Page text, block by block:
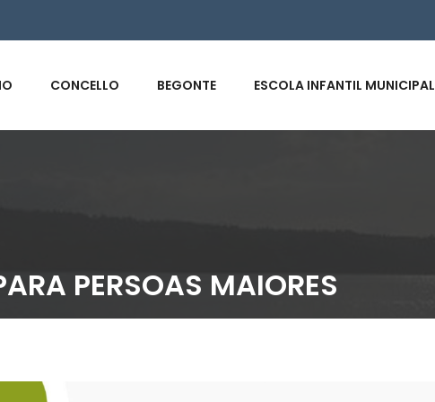
CONCELLO BEGONTE ESCOLA INFANTIL MUNICIPAL
PERSOAS MAIORES